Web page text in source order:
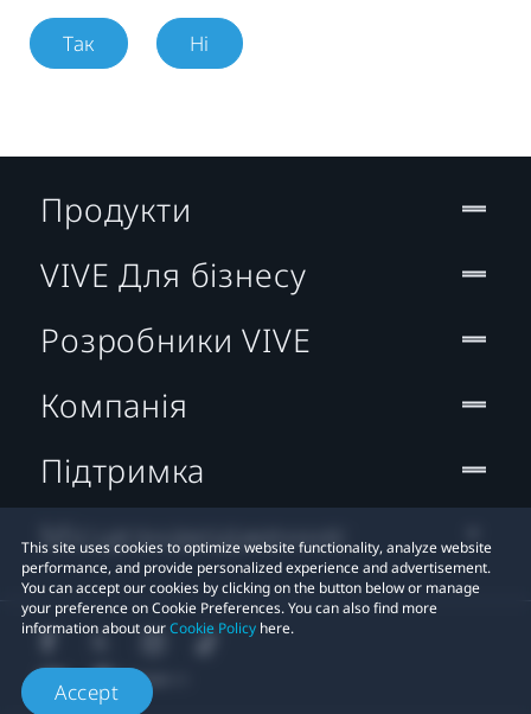
Так Ні
This site uses cookies to optimize website functionality, analyze website
performance, and provide personalized experience and advertisement.
You can accept our cookies by clicking on the button below or manage
your preference on Cookie Preferences. You can also find more
information about ourCookie Policy here.
Accept
Продукти
VIVE Для бізнесу
Розробники VIVE
Компанія
Підтримка
Місцезнаходження: